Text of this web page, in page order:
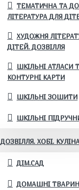
ТЕМАТИЧНА ТА
ЛІТЕРАТУРА ДЛЯ
ХУДОЖНЯ
ДІТЕЙ. ДОЗВІЛЛЯ
ШКІЛЬНІ АТЛАСИ
КОНТУРНІ КАРТИ
ШКІЛЬНІ ЗОШИТИ
ШКІЛЬНІ
ДОЗВІЛЛЯ. ХОБІ.
ДІМ.САД
ДОМАШНІ